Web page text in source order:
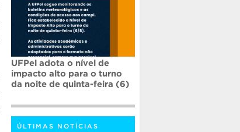
UFPel adota o nível de
impacto alto para o turno
da noite de quinta-feira (6)
ÚLTIMAS NOTÍCIAS